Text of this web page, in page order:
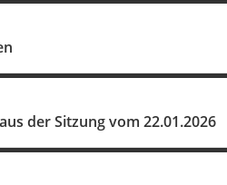
der Sitzung vom 22.01.2026